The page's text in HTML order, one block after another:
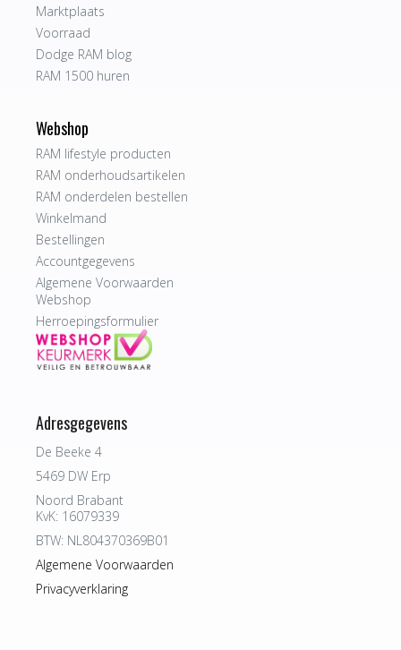
Marktplaats
Voorraad
Dodge RAM blog
RAM 1500 huren
Webshop
RAM lifestyle producten
RAM onderhoudsartikelen
RAM onderdelen bestellen
Winkelmand
Bestellingen
Accountgegevens
Algemene Voorwaarden
Webshop
Herroepingsformulier
Adresgegevens
De Beeke 4
5469 DW Erp
Noord Brabant
KvK: 16079339
BTW: NL804370369B01
Algemene Voorwaarden
Privacyverklaring